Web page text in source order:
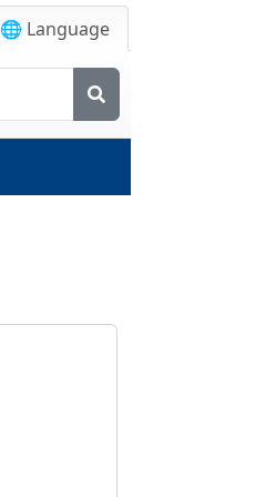
🌐 Language